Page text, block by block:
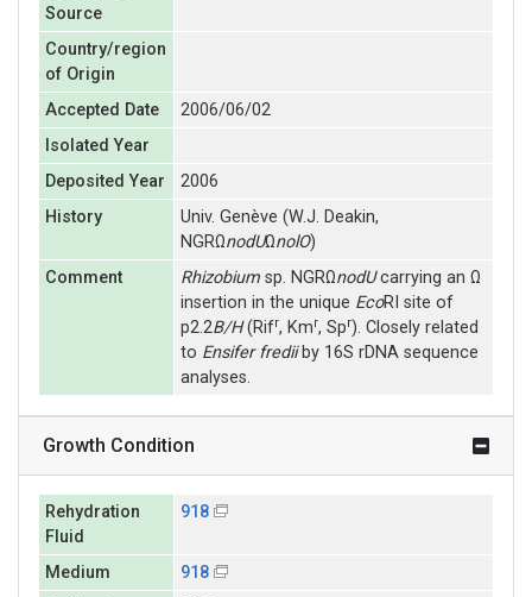
Source
Country/region
of Origin
Accepted Date
2006/06/02
Isolated Year
Deposited Year
2006
History
Univ. Genève (W.J. Deakin,
NGRΩnodUΩnolO)
Comment
Rhizobiumsp. NGRΩnodUcarrying an Ω
insertion in the unique EcoRI site of
p2.2B/H(Rifr, Kmr, Spr). Closely related
to Ensifer frediiby 16S rDNA sequence
analyses.
Growth Condition
Rehydration
Fluid
918
Medium
918